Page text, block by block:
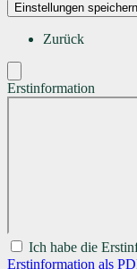
Einstellungen speichern
Zurück
Erstinformation
Ich habe die
Erstinformation als